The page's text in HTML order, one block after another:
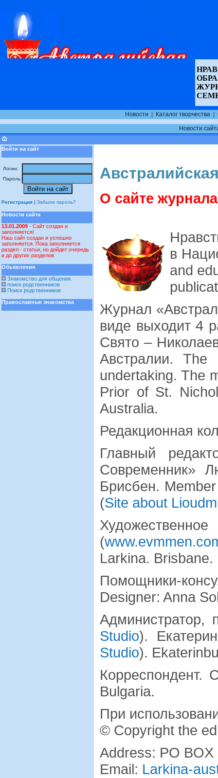
Новости Каталог творчества
Новости
Войти на сайт
Логин:
Пароль:
Регистрация | Забыли пароль?
Новости сайта
13.01.2009 - Сайт создан и
заполняется!
Наш сайт создан и успешно
заполняется. Пока заполняется
раздел - статьи, но дойдет очередь
и до других разделов
Обьявления
Знакомство для общения.
поиск родственников
Поиск родственников
Православные знакомства
О сайте
в
and
Журнал
виде выходит 4
Свято –
Австралии.
undertaking. The
Prior of St.
Australia.
Редакционная
Главный
Современник»
Брисбен.
(Site about
(
Larkina. Brisbane.
Помощники-
Designer: Anna
Администратор,
Studio).
Studio).
Корреспондент.
Bulgaria.
При
© Copyright the
Address: PO
Email: Larkina-